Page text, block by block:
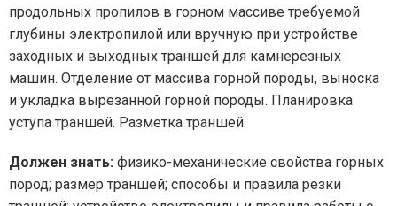
продольных пропилов в горном массиве требуемой
глубины электропилой или вручную при устройстве
заходных и выходных траншей для камнерезных
машин. Отделение от массива горной породы, выноска
и укладка вырезанной горной породы. Планировка
уступа траншей. Разметка траншей.
Должен знать: физико-механические свойства горных
пород; размер траншей; способы и правила резки